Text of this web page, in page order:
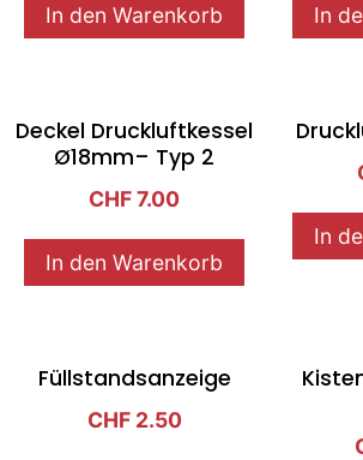
In den Warenkorb In
Deckel Druckluftkessel
Ø18mm– Typ 2
CHF7.00
In den Warenkorb
In
Füllstandsanzeige
CHF2.50